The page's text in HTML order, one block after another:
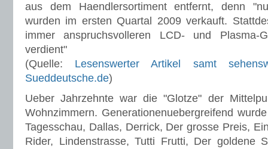
aus dem Haendlersortiment entfernt, denn
wurden im ersten Quartal 2009 verkauft.
immer anspruchsvolleren LCD- und
verdient"
(Quelle: Lesenswerter Artikel samt
Sueddeutsche.de)
Ueber Jahrzehnte war die "Glotze" der
Wohnzimmern. Generationenuebergreifend
Tagesschau, Dallas, Derrick, Der grosse Preis,
Rider, Lindenstrasse, Tutti Frutti, Der goldene